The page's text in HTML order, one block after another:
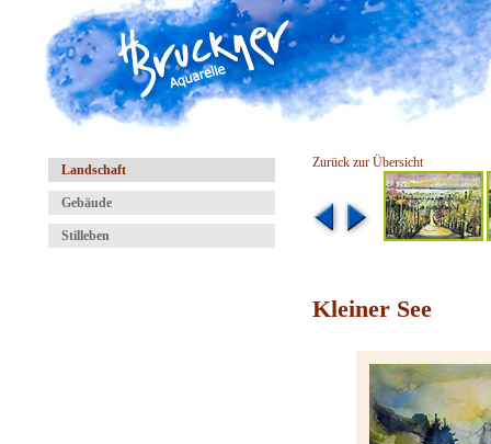
Landschaft
Gebäude
Stilleben
Zurück zur Übersicht
Kleiner See